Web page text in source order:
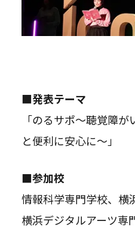
■発表テーマ
「のるサポ～聴覚障
と便利に安心に～」
■参加校
情報科学専門学校、横
横浜デジタルアーツ専